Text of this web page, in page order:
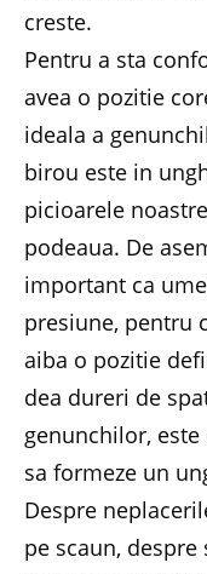
creste.
Pentru a sta
avea o pozitie
ideala a
birou este in
picioarele
podeaua. De
important ca
presiune, pentru
aiba o pozitie
dea dureri de
genunchilor,
sa formeze un
Despre
pe scaun,